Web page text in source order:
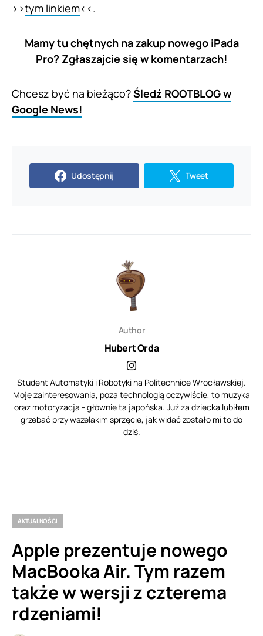
>>tym linkiem<<.
Mamy tu chętnych na zakup nowego iPada
Pro? Zgłaszajcie się w komentarzach!
Chcesz być na bieżąco?Śledź ROOTBLOG w
Google News!
Udostępnij Tweet
Author
Hubert Orda
Student Automatyki i Robotyki na Politechnice Wrocławskiej.
Moje zainteresowania, poza technologią oczywiście, to muzyka
oraz motoryzacja - głównie ta japońska. Już za dziecka lubiłem
grzebać przy wszelakim sprzęcie, jak widać zostało mi to do
dziś.
AKTUALNOŚCI
Apple prezentuje nowego
MacBooka Air. Tym razem
także w wersji z czterema
rdzeniami!